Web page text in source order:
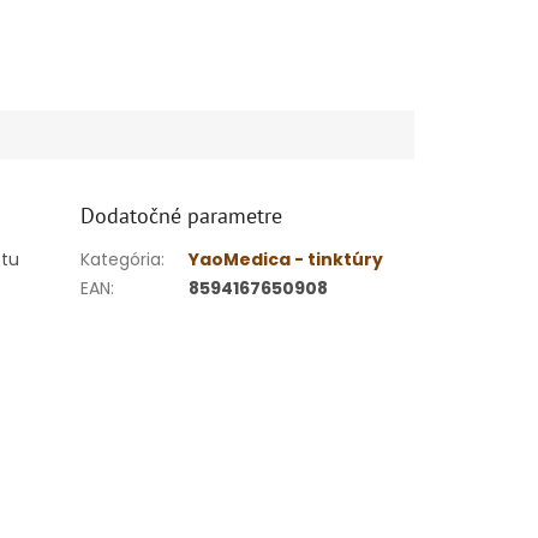
Dodatočné parametre
Kategória:
YaoMedica - tinktúry
EAN: 8594167650908